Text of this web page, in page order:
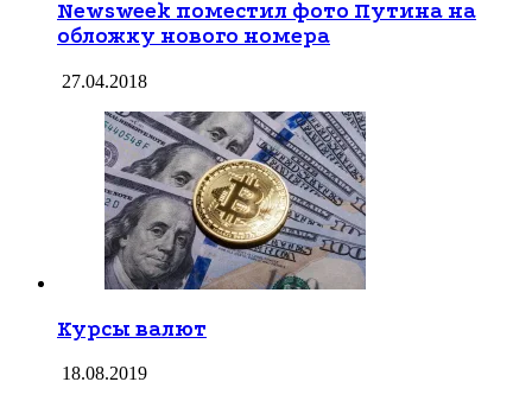
Newsweek поместил фото Путина на
обложку нового номера
27.04.2018
Курсы валют
18.08.2019